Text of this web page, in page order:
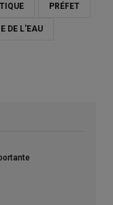
PRÉFET
DE L'EAU